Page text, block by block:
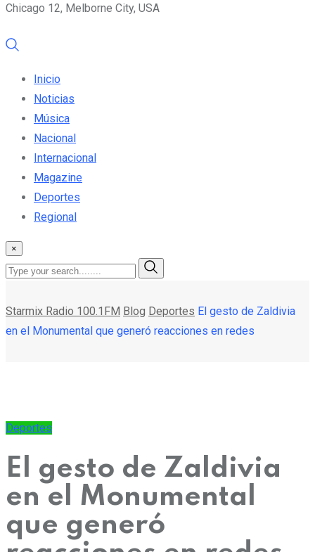
Chicago 12, Melborne City, USA
Inicio
Noticias
Música
Nacional
Internacional
Magazine
Deportes
Regional
×
Starmix Radio 100.1FM Blog Deportes El gesto de Zaldivia
en el Monumental que generó reacciones en redes
Deportes
El gesto de Zaldivia
en el Monumental
que generó